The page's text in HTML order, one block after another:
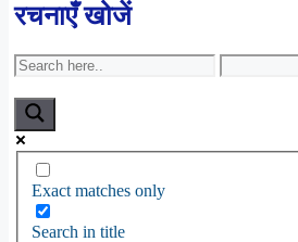
रचनाएँ खोजें
Exact matches only
Search in title